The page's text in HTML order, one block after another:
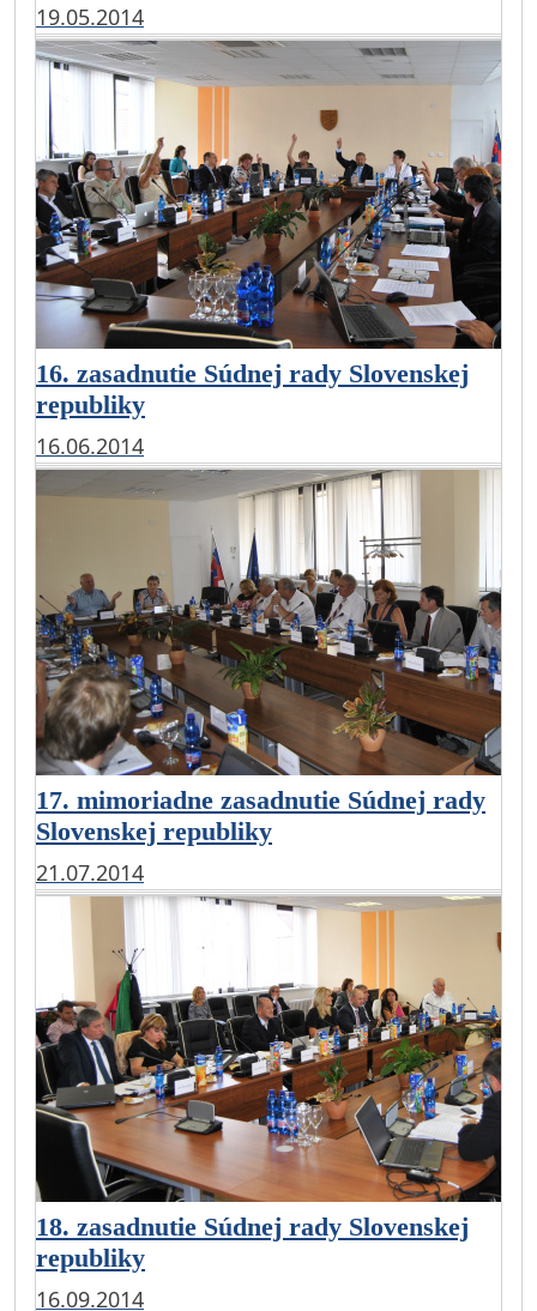
19.05.2014
16. zasadnutie Súdnej rady Slovenskej
republiky
16.06.2014
17. mimoriadne zasadnutie Súdnej rady
Slovenskej republiky
21.07.2014
18. zasadnutie Súdnej rady Slovenskej
republiky
16.09.2014